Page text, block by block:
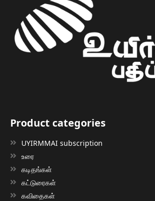
Product categories
UYIRMMAI subscription
உரை
கடிதங்கள்
கட்டுரைகள்
கவிதைகள்